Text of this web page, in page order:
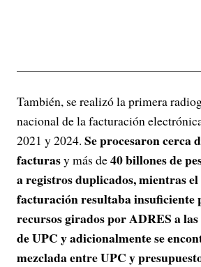
También, se realizó la primera
nacional de la facturación
2021 y 2024. Se procesaron cerca
facturasy más de40 billones de
a registros duplicados, mientras
facturación resultaba insuficiente
recursos girados por ADRES a
de UPC y adicionalmente se
mezclada entre UPC y